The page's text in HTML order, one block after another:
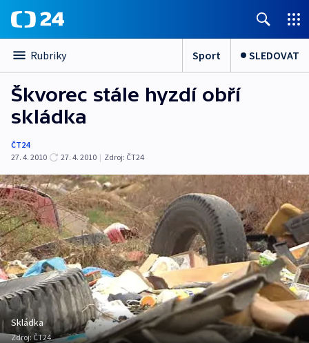
Rubriky Sport SLEDOVAT
Škvorec stále hyzdí obří
skládka
ČT24
27. 4. 2010
27. 4. 2010 | Zdroj: ČT24
Skládka
Zdroj:ČT24